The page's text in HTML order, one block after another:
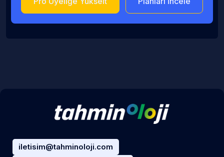
iletisim@tahminoloji.com